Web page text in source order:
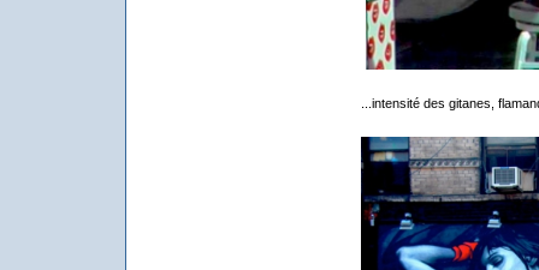
...intensité des gitanes,